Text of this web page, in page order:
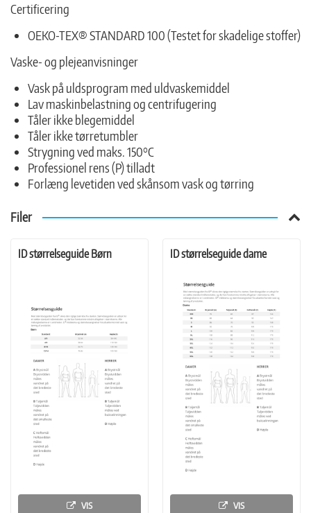
Certificering
OEKO-TEX® STANDARD 100 (Testet for skadelige stoffer)
Vaske- og plejeanvisninger
Vask på uldsprogram med uldvaskemiddel
Lav maskinbelastning og centrifugering
Tåler ikke blegemiddel
Tåler ikke tørretumbler
Strygning ved maks. 150°C
Professionel rens (P) tilladt
Forlæng levetiden ved skånsom vask og tørring
Filer
ID størrelseguide Børn
VIS
ID størrelseguide dame
VIS